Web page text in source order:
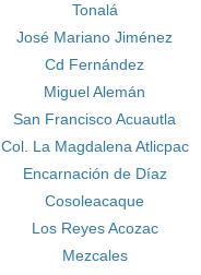
Tonalá
José Mariano Jiménez
Cd Fernández
Miguel Alemán
San Francisco Acuautla
Col. La Magdalena Atlicpac
Encarnación de Díaz
Cosoleacaque
Los Reyes Acozac
Mezcales